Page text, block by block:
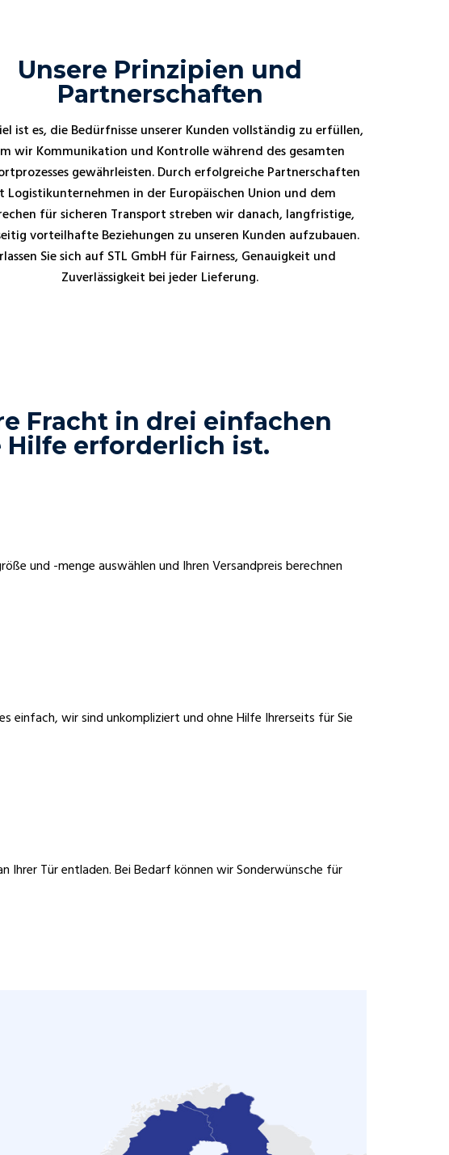
Unsere Prinzipien und
Partnerschaften
ist es, die Bedürfnisse unserer Kunden vollständig zu erfüllen,
wir Kommunikation und Kontrolle während des gesamten
gewährleisten. Durch erfolgreiche Partnerschaften
Logistikunternehmen in der Europäischen Union und dem
für sicheren Transport streben wir danach, langfristige,
vorteilhafte Beziehungen zu unseren Kunden aufzubauen.
Sie sich auf STL GmbH für Fairness, Genauigkeit und
Zuverlässigkeit bei jeder Lieferung.
Fracht in drei einfachen
Hilfe erforderlich ist.
und -menge auswählen und Ihren Versandpreis berechnen
einfach, wir sind unkompliziert und ohne Hilfe Ihrerseits für Sie
Ihrer Tür entladen. Bei Bedarf können wir Sonderwünsche für